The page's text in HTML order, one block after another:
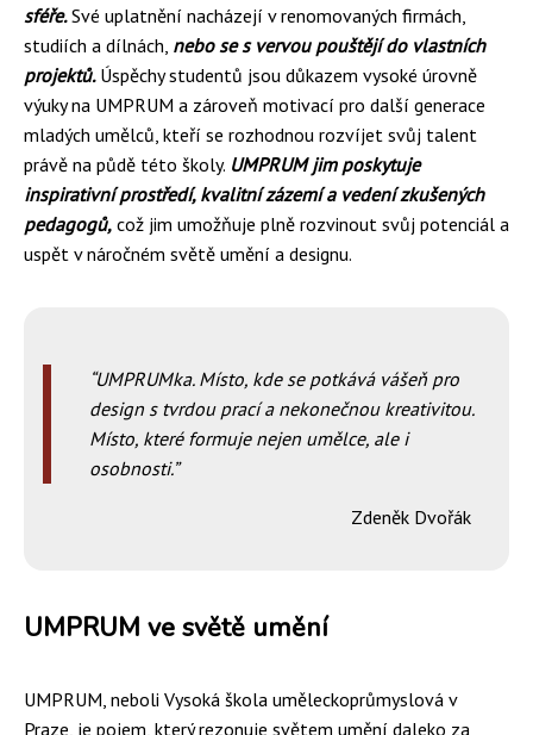
sféře.Své uplatnění nacházejí v renomovaných firmách,
studiích a dílnách, nebo se s vervou pouštějí do vlastních
projektů.Úspěchy studentů jsou důkazem vysoké úrovně
výuky na UMPRUM a zároveň motivací pro další generace
mladých umělců, kteří se rozhodnou rozvíjet svůj talent
právě na půdě této školy. UMPRUM jim poskytuje
inspirativní prostředí, kvalitní zázemí a vedení zkušených
pedagogů, což jim umožňuje plně rozvinout svůj potenciál a
uspět v náročném světě umění a designu.
UMPRUMka. Místo, kde se potkává vášeň pro
design s tvrdou prací a nekonečnou kreativitou.
Místo, které formuje nejen umělce, ale i
osobnosti.
Zdeněk Dvořák
UMPRUM ve světě umění
UMPRUM, neboli Vysoká škola uměleckoprůmyslová v
Praze, je pojem, který rezonuje světem umění daleko za